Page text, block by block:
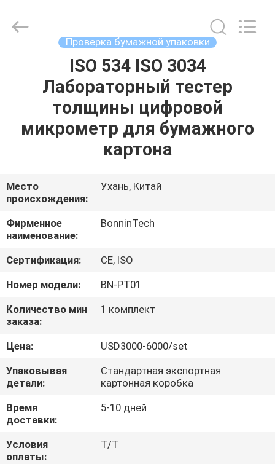
ПРОДУКТЫ
ВИДЕО
О
НАС
ПУТЕШЕСТВИЕ
ФАБРИКИ
ПРОВЕРКА
КАЧЕСТВА
СВЯЖИТЕСЬ
МЫ
СПРОСИТЕ
ЦИТАТУ
Copyright
Проверка бумажной упаковки
ISO 534 ISO 3034
Лабораторный тестер
толщины цифровой
микрометр для бумажного
картона
Место
происхождения:
Ухань, Китай
Фирменное
наименование:
BonninTech
Сертификация:
CE, ISO
Номер модели:
BN-PT01
Количество мин
заказа:
1 комплект
Цена:
USD3000-6000/set
Упаковывая
детали:
Стандартная экспортная
картонная коробка
Время
доставки:
5-10 дней
Условия
оплаты:
T/T